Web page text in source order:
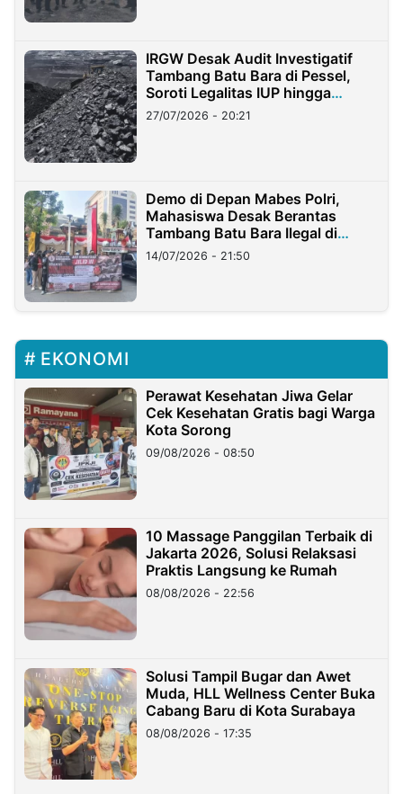
IRGW Desak Audit Investigatif
Tambang Batu Bara di Pessel,
Soroti Legalitas IUP hingga
Stockpile
27/07/2026 - 20:21
Demo di Depan Mabes Polri,
Mahasiswa Desak Berantas
Tambang Batu Bara Ilegal di
Lampung
14/07/2026 - 21:50
EKONOMI
Perawat Kesehatan Jiwa Gelar
Cek Kesehatan Gratis bagi Warga
Kota Sorong
09/08/2026 - 08:50
10 Massage Panggilan Terbaik di
Jakarta 2026, Solusi Relaksasi
Praktis Langsung ke Rumah
08/08/2026 - 22:56
Solusi Tampil Bugar dan Awet
Muda, HLL Wellness Center Buka
Cabang Baru di Kota Surabaya
08/08/2026 - 17:35